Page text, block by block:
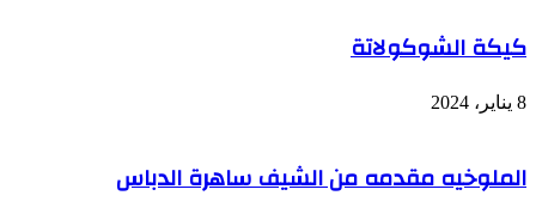
كيكة الشوكولاتة
8 يناير، 2024
الملوخيه مقدمه من الشيف ساهرة الدباس